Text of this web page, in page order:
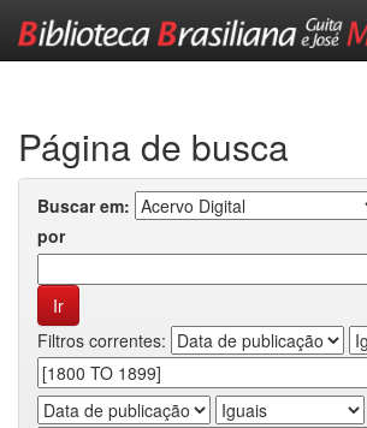
Página de busca
Buscar em:
por
Filtros correntes: